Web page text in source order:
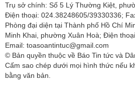
Trụ sở chính: Số 5 Lý Thường Kiệt,
Điện thoại: 024.38248605/39330336;
Phòng đại diện tại Thành phố Hồ Chí
Minh Khai, phường Xuân Hoà; Điện
Email: toasoantintuc@gmail.com
© Bản quyền thuộc về Báo Tin tức và
Cấm sao chép dưới mọi hình thức nếu
bằng văn bản.